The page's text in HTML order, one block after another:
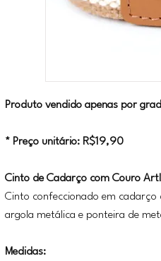
Produto vendido apenas por
* Preço unitário: R$19,90
Cinto de Cadarço com Couro
Cinto confeccionado em
argola metálica e ponteira de
Medidas: